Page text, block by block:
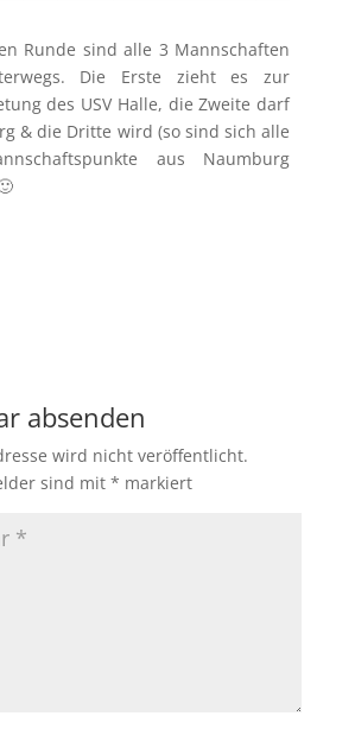
Runde sind alle 3 Mannschaften
Die Erste zieht es zur
des USV Halle, die Zweite darf
& die Dritte wird (so sind sich alle
aus Naumburg
absenden
wird nicht veröffentlicht.
sind mit * markiert